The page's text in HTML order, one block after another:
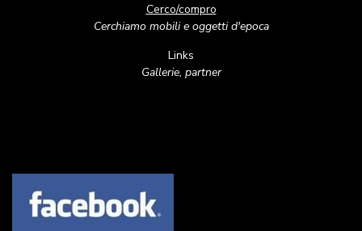
Cerco/compro
Cerchiamo mobili e oggetti d'epoca
Links
Gallerie, partner